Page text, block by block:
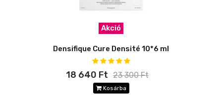
Akció
Densifique Cure Densité 10*6 ml
18 640 Ft 23 300 Ft
Kosárba